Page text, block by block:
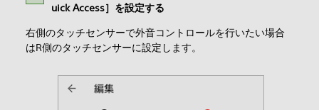
uick Access］を設定する
右側のタッチセンサーで外音コントロールを行いたい場合
はR側のタッチセンサーに設定します。